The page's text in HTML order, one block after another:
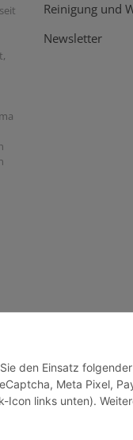
den Einsatz
Meta Pixel,
links unten).
Reinigung und
Newsletter